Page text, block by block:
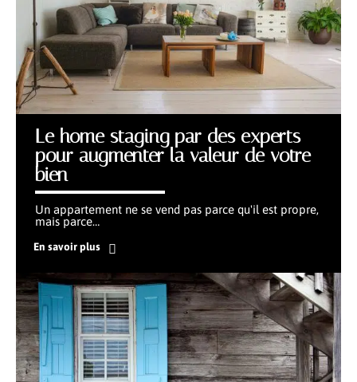
Le home staging par des experts
pour augmenter la valeur de votre
bien
Un appartement ne se vend pas parce qu'il est propre,
mais parce…
En savoir plus